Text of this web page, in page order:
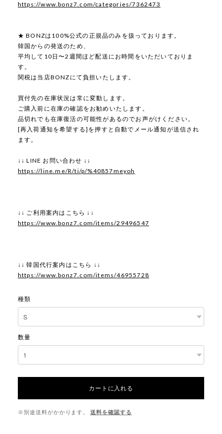
https://www.bonz7.com/categories/7362473
★ BONZは100%公式の正規品のみを扱っております。
韓国からの発送のため、
平均して10日〜2週間ほど配送にお時間をいただいておりま
す。
関税は当店BONZにて負担いたします。
買付先の在庫状況は常に変動します。
ご購入前に在庫の確認をお勧めいたします。
品切れでも在庫復活の可能性があるのでお声がけください。
[再入荷通知を希望する]を押すと自動でメール通知が送信され
ます。
↓↓ LINE お問い合わせ ↓↓
https://line.me/R/ti/p/%40857meyoh
↓↓ ご利用案内はこちら ↓↓
https://www.bonz7.com/items/29496547
↓↓ 韓国代行案内はこちら ↓↓
https://www.bonz7.com/items/46955728
種類
数量
カートに入れる
※別途送料がかかります。 送料を確認する